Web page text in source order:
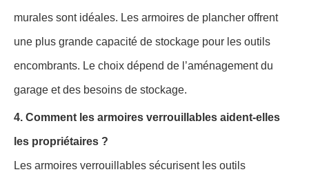
murales sont idéales. Les armoires de plancher offrent
une plus grande capacité de stockage pour les outils
encombrants. Le choix dépend de l’aménagement du
garage et des besoins de stockage.
4. Comment les armoires verrouillables aident-elles
les propriétaires ?
Les armoires verrouillables sécurisent les outils